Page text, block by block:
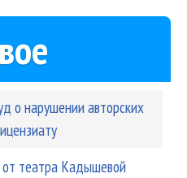
о нарушении авторских
театра Кадышевой